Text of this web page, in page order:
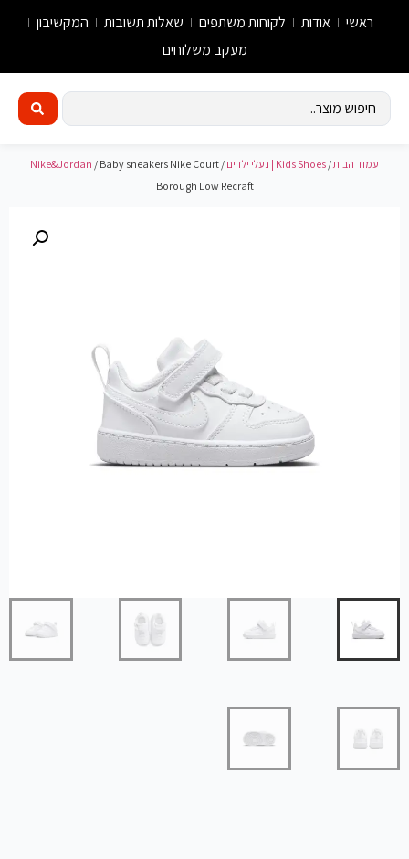
ראשי אודות לקוחות משתפים שאלות תשובות
המקשיבון
מעקב משלוחים
עמוד הבית/ Kids Shoes | נעלי ילדים /
Nike&Jordan / Baby sneakers Nike Court
Borough Low Recraft